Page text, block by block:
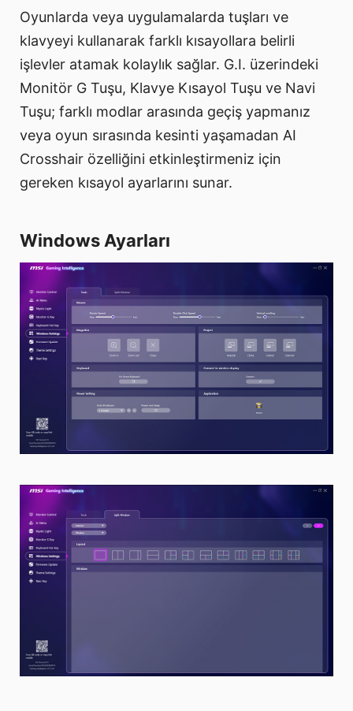
Oyunlarda veya uygulamalarda tuşları ve
klavyeyi kullanarak farklı kısayollara belirli
işlevler atamak kolaylık sağlar. G.I. üzerindeki
Monitör G Tuşu, Klavye Kısayol Tuşu ve Navi
Tuşu; farklı modlar arasında geçiş yapmanız
veya oyun sırasında kesinti yaşamadan AI
Crosshair özelliğini etkinleştirmeniz için
gereken kısayol ayarlarını sunar.
Windows Ayarları